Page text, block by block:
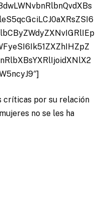
críticas por su relación
no se les ha